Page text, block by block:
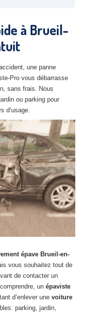
avec destruction
destruction
destruction
destruction
destruction
destruction
destruction
à Brueil-
une panne
Pro vous débarrasse
sans frais. Nous
ou parking pour
d’usage.
épave Brueil-en-
vous souhaitez tout de
de contacter un
un épaviste
d’enlever une voiture
parking, jardin,